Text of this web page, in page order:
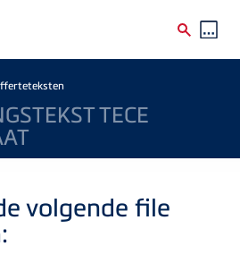
TECE
volgende file